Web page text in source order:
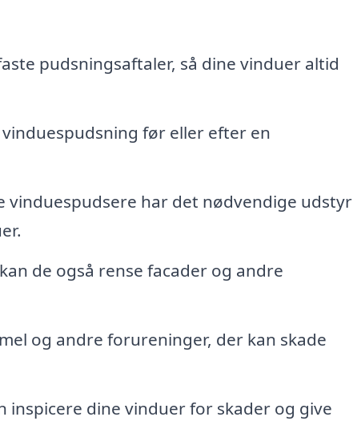
pudsningsaftaler, så dine vinduer altid
før eller efter en
vinduespudsere har det nødvendige udstyr
de også rense facader og andre
og andre forureninger, der kan skade
inspicere dine vinduer for skader og give